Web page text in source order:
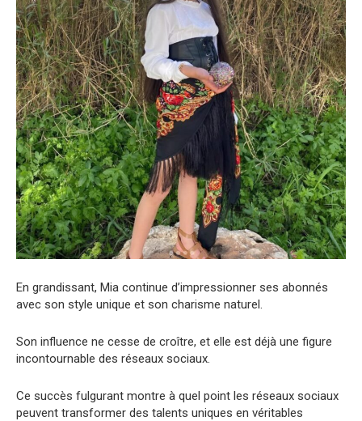
En grandissant, Mia continue d’impressionner ses abonnés
avec son style unique et son charisme naturel.
Son influence ne cesse de croître, et elle est déjà une figure
incontournable des réseaux sociaux.
Ce succès fulgurant montre à quel point les réseaux sociaux
peuvent transformer des talents uniques en véritables